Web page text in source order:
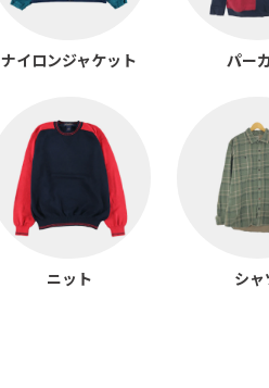
ナイロンジャケット パー
ニット シャ